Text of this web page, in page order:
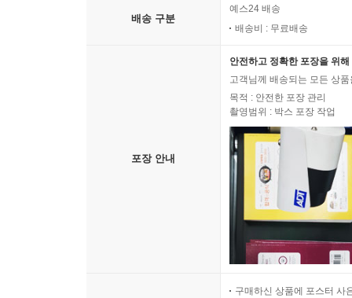
배송 구분
예스24 배송
배송비 : 무료배송
포장 안내
안전하고 정확한 포장을 위
고객님께 배송되는 모든 상
목적 : 안전한 포장 관리
촬영범위 : 박스 포장 작업
구매하신 상품에 포스터 사